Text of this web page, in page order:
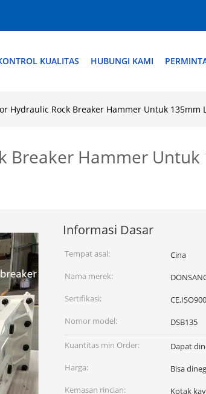
KUALITAS HUBUNGI KAMI
Hydraulic Rock Breaker Hammer Untuk
Breaker Hammer
Informasi Dasar
Tempat asal:
Cina
Nama merek:
Sertifikasi:
Nomor model:
DSB135
Kuantitas min Order:
Dapat
Harga:
Bisa
Kemasan rincian:
Kotak